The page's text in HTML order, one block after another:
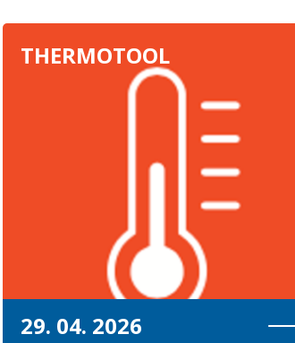
THERMOTOOL
29. 04. 2026